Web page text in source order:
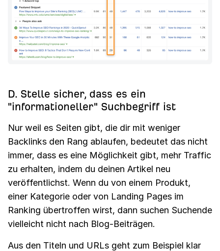
D. Stelle sicher, dass es ein
"informationeller" Suchbegriff ist
Nur weil es Seiten gibt, die dir mit weniger
Backlinks den Rang ablaufen, bedeutet das nicht
immer, dass es eine Möglichkeit gibt, mehr Traffic
zu erhalten, indem du deinen Artikel neu
veröffentlichst. Wenn du von einem Produkt,
einer Kategorie oder von Landing Pages im
Ranking übertroffen wirst, dann suchen Suchende
vielleicht nicht nach Blog-Beiträgen.
Aus den Titeln und URLs geht zum Beispiel klar